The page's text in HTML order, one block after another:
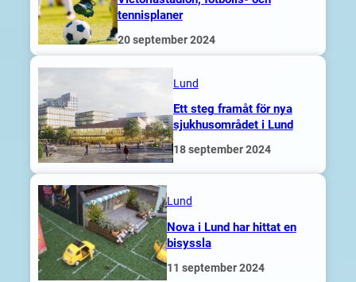
tennisplaner
20 september 2024
Lund
Ett steg framåt för nya
sjukhus­området i Lund
18 september 2024
Lund
Nova i Lund har hittat en
bisyssla
11 september 2024